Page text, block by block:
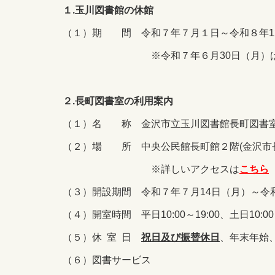
１.玉川図書館の休館
（１）期 間 令和７年７月１日～令和８年
※令和７年６月30日（月）は休館
２.長町図書室の利用案内
（１）名 称 金沢市立玉川図書館長町図書
（２）場 所 中央公民館長町館２階(金沢市
※詳しいアクセスはこちら
（３）開設期間 令和７年７月14日（月）～令
（４）開室時間 平日10:00～19:00、土日
（５）休 室 日 祝日及び振替休日 、年末年始
（６）図書サービス